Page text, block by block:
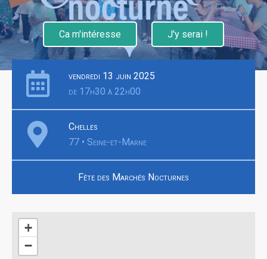
Ca m'intéresse J'y serai !
vendredi 13 juin 2025
de 17h30 à 22h00
Chelles
77 • Seine-et-Marne
Fête des Marchés Nocturnes
+
−